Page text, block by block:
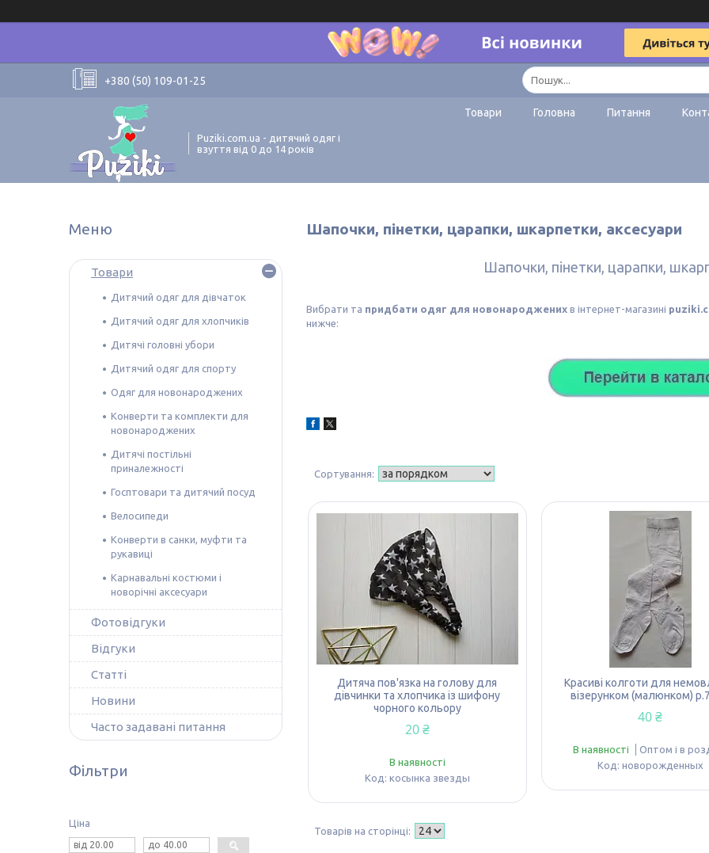
+380 (50) 109-01-25
Puziki.com.ua - дитячий одяг і
взуття від 0 до 14 років
Товари Головна Питання
Шапочки, пінетки, царапки, шкарпетки, аксесуари
Шапочки, пінетки, царапки,
Вибрати та придбати одяг для новонароджених в інтернет-магазині
нижче:
Дитяча пов'язка на голову для
дівчинки та хлопчика із шифону
чорного кольору
20 ₴
В наявності
косынка звезды
Красиві колготи для
візерунком (малюнком)
40 ₴
В наявності
Оптом і в
новорожденных
Товари
Дитячий одяг для дівчаток
Дитячий одяг для хлопчиків
Дитячі головні убори
Дитячий одяг для спорту
Одяг для новонароджених
Конверти та комплекти для
новонароджених
Дитячі постільні
приналежності
Госптовари та дитячий посуд
Велосипеди
Конверти в санки, муфти та
рукавиці
Карнавальні костюми і
новорічні аксесуари
Фотовідгуки
Відгуки
Статті
Новини
Часто задавані питання
Фільтри
Ціна